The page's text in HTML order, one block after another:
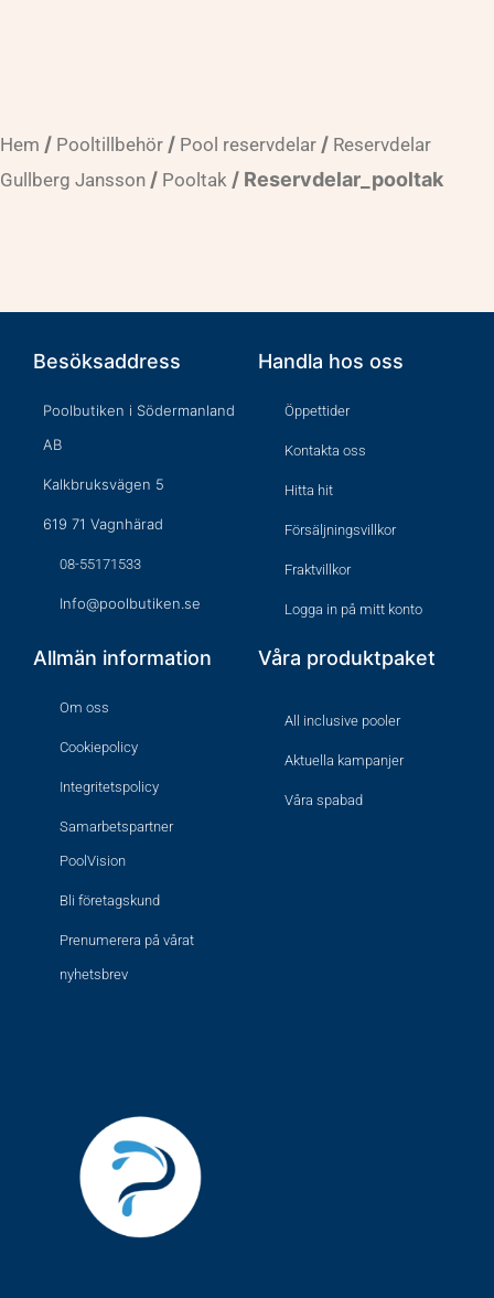
Hem / Pooltillbehör / Pool reservdelar / Reservdelar
Gullberg Jansson / Pooltak / Reservdelar_pooltak
Besöksaddress
Poolbutiken i Södermanland
AB
Kalkbruksvägen 5
619 71 Vagnhärad
08-55171533
Info@poolbutiken.se
Handla hos oss
Öppettider
Kontakta oss
Hitta hit
Försäljningsvillkor
Fraktvillkor
Logga in på mitt konto
Allmän information
Om oss
Cookiepolicy
Integritetspolicy
Samarbetspartner
PoolVision
Bli företagskund
Prenumerera på vårat
nyhetsbrev
Våra produktpaket
All inclusive pooler
Aktuella kampanjer
Våra spabad